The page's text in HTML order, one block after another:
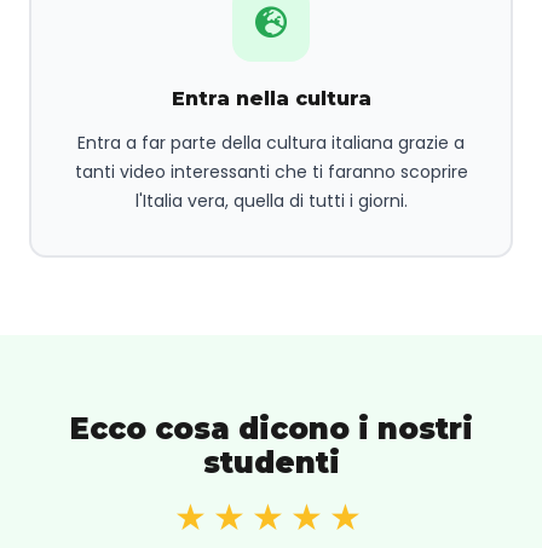
Entra nella cultura
Entra a far parte della cultura italiana grazie a
tanti video interessanti che ti faranno scoprire
l'Italia vera, quella di tutti i giorni.
Ecco cosa dicono i nostri
studenti
★★★★★